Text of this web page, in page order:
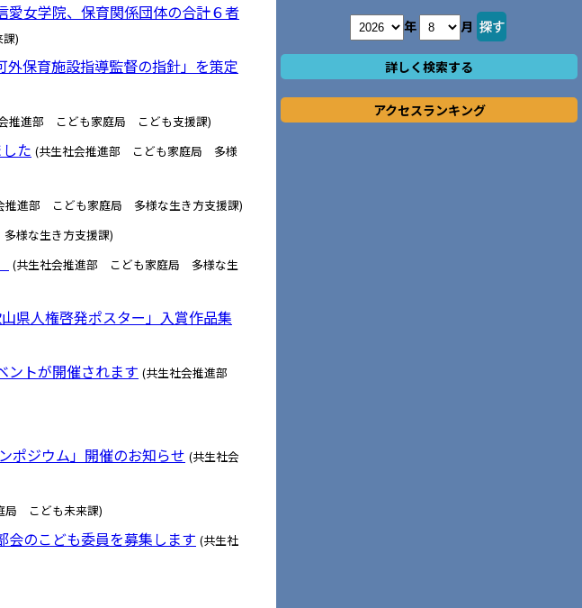
女学院、保育関係団体の合計６者
)
保育施設指導監督の指針」を策定
推進部 こども家庭局 こども支援課)
た (共生社会推進部 こども家庭局 多様
推進部 こども家庭局 多様な生き方支援課)
様な生き方支援課)
(共生社会推進部 こども家庭局 多様な生
県人権啓発ポスター」入賞作品集
ントが開催されます (共生社会推進部
ポジウム」開催のお知らせ (共生社会
局 こども未来課)
会のこども委員を募集します (共生社
年 月
詳しく検索する
アクセスランキング